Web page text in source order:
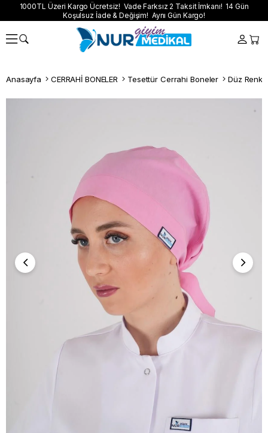
1000TL Üzeri Kargo Ücretsiz! Vade Farksız 2 Taksit İmkanı! 14 Gün
Koşulsuz İade & Değişim! Aynı Gün Kargo!
Anasayfa CERRAHİ BONELER Tesettür Cerrahi Boneler Düz Renk